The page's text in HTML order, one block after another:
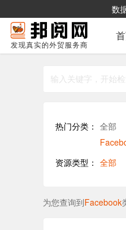
数
发现真实的外贸服务商
热门分类： 全部
资源类型： 全部
为您查询到Facebook